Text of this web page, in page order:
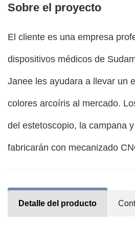
Sobre el proyecto
El cliente es una empresa
dispositivos médicos de
Janee les ayudara a llevar un
colores arcoíris al mercado.
del estetoscopio, la campana
fabricarán con mecanizado
Detalle del producto